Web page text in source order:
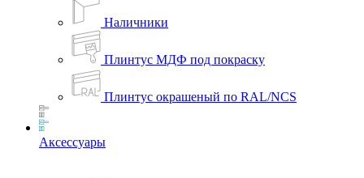
Наличники
Плинтус МДФ под покраску
Плинтус окрашеный по RAL/NCS
Аксессуары